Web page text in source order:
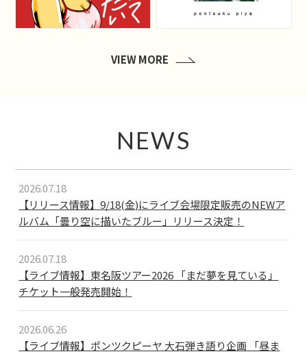
VIEW MORE
NEWS
2026.07.18
【リリース情報】9/18(金)にライブ会場限定販売のNEWア
ルバム「曇り空に描いたブルー」リリース決定！
2026.07.18
【ライブ情報】東名阪ツアー2026 「まだ夢を見ている」
チケット一般発売開始！
2026.06.26
【ライブ情報】ポンツクピーヤ 大石弾き語り企画 「昼ま